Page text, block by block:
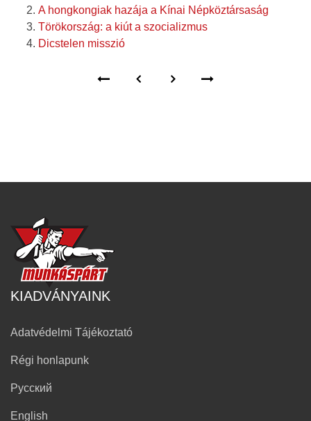
A hongkongiak hazája a Kínai Népköztársaság
Törökország: a kiút a szocializmus
Dicstelen misszió
KIADVÁNYAINK
Adatvédelmi Tájékoztató
Régi honlapunk
Русский
English